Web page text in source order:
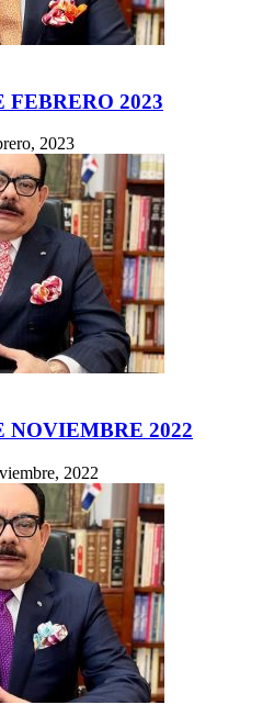
FEBRERO 2023
2023
NOVIEMBRE 2022
2022